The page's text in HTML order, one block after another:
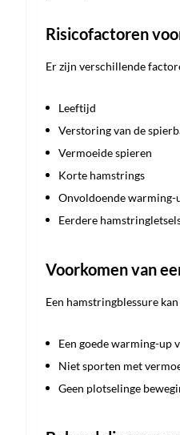
Risicofactoren
Er zijn verschillende
Leeftijd
Verstoring van de
Vermoeide spieren
Korte hamstrings
Onvoldoende warming-
Eerdere
Voorkomen van
Een hamstringblessure
Een goede warming-up
Niet sporten met
Geen plotselinge